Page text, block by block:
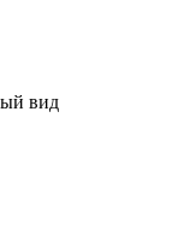
вид